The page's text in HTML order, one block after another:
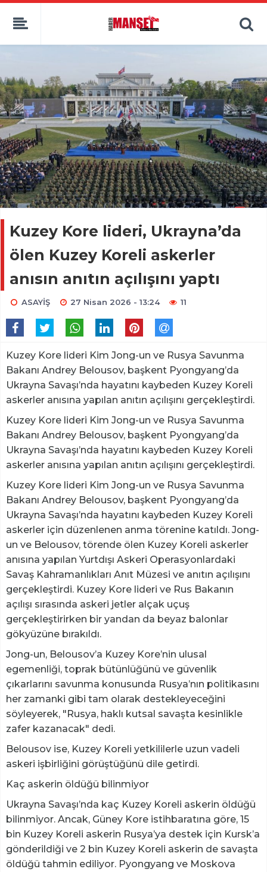
Kuzey Kore lideri, Ukrayna’da
ölen Kuzey Koreli askerler
anısın anıtın açılışını yaptı
ASAYİŞ 27 Nisan 2026 - 13:24 11
Kuzey Kore lideri Kim Jong-un ve Rusya Savunma
Bakanı Andrey Belousov, başkent Pyongyang’da
Ukrayna Savaşı’nda hayatını kaybeden Kuzey Koreli
askerler anısına yapılan anıtın açılışını gerçekleştirdi.
Kuzey Kore lideri Kim Jong-un ve Rusya Savunma
Bakanı Andrey Belousov, başkent Pyongyang’da
Ukrayna Savaşı’nda hayatını kaybeden Kuzey Koreli
askerler anısına yapılan anıtın açılışını gerçekleştirdi.
Kuzey Kore lideri Kim Jong-un ve Rusya Savunma
Bakanı Andrey Belousov, başkent Pyongyang’da
Ukrayna Savaşı’nda hayatını kaybeden Kuzey Koreli
askerler için düzenlenen anma törenine katıldı. Jong-
un ve Belousov, törende ölen Kuzey Koreli askerler
anısına yapılan Yurtdışı Askeri Operasyonlardaki
Savaş Kahramanlıkları Anıt Müzesi ve anıtın açılışını
gerçekleştirdi. Kuzey Kore lideri ve Rus Bakanın
açılışı sırasında askeri jetler alçak uçuş
gerçekleştirirken bir yandan da beyaz balonlar
gökyüzüne bırakıldı.
Jong-un, Belousov’a Kuzey Kore’nin ulusal
egemenliği, toprak bütünlüğünü ve güvenlik
çıkarlarını savunma konusunda Rusya’nın politikasını
her zamanki gibi tam olarak destekleyeceğini
söyleyerek, "Rusya, haklı kutsal savaşta kesinlikle
zafer kazanacak" dedi.
Belousov ise, Kuzey Koreli yetkililerle uzun vadeli
askeri işbirliğini görüştüğünü dile getirdi.
Kaç askerin öldüğü bilinmiyor
Ukrayna Savaşı’nda kaç Kuzey Koreli askerin öldüğü
bilinmiyor. Ancak, Güney Kore istihbaratına göre, 15
bin Kuzey Koreli askerin Rusya’ya destek için Kursk’a
gönderildiği ve 2 bin Kuzey Koreli askerin de savaşta
öldüğü tahmin ediliyor. Pyongyang ve Moskova